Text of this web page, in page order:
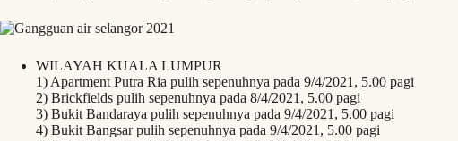
WILAYAH KUALA LUMPUR
1) Apartment Putra Ria pulih sepenuhnya pada 9/4/2021, 5.00 pagi
2) Brickfields pulih sepenuhnya pada 8/4/2021, 5.00 pagi
3) Bukit Bandaraya pulih sepenuhnya pada 9/4/2021, 5.00 pagi
4) Bukit Bangsar pulih sepenuhnya pada 9/4/2021, 5.00 pagi